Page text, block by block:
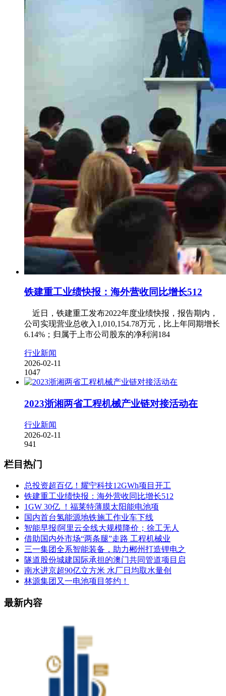
铁建重工业绩快报：海外营收同比增长512
近日，铁建重工发布2022年度业绩快报，报告期内，
公司实现营业总收入1,010,154.78万元，比上年同期增长
6.14%；归属于上市公司股东的净利润184
行业新闻
2026-02-11
1047
2023浙湘两省工程机械产业链对接活动在
行业新闻
2026-02-11
941
栏目热门
总投资超百亿！耀宁科技12GWh项目开工
铁建重工业绩快报：海外营收同比增长512
1GW 30亿 ！福莱特薄膜太阳能电池项
国内首台氢能源地铁施工作业车下线
智能早报|阿里云全线大规模降价；徐工无人
借助国内外市场“两条腿”走路 工程机械业
三一集团全系智能装备，助力郴州打造锂电之
隧道股份城建国际承担的澳门共同管道项目启
南水进京超90亿立方米 水厂日均取水量创
林源集团又一电池项目签约！
最新内容